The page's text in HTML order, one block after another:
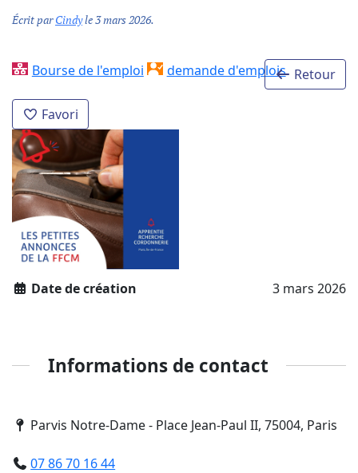
Écrit parCindyle3 mars 2026.
Retour
Bourse de l'emploi demande d'emplois
Favori
Date de création 3 mars 2026
Informations de contact
Parvis Notre-Dame - Place Jean-Paul II, 75004, Paris
07 86 70 16 44